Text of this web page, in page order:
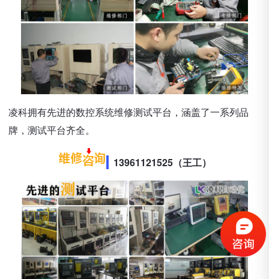
凌科拥有先进的数控系统维修测试平台，涵盖了一系列品
牌，测试平台齐全。
13961121525（王工）